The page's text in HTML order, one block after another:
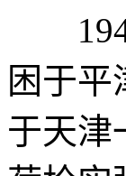
1949
困于
于天津